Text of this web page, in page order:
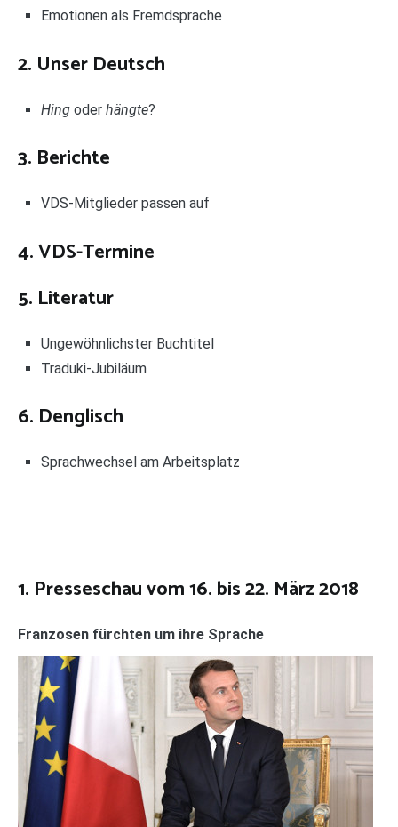
Emotionen als Fremdsprache
2. Unser Deutsch
Hingoder hängte?
3. Berichte
VDS-Mitglieder passen auf
4. VDS-Termine
5. Literatur
Ungewöhnlichster Buchtitel
Traduki-Jubiläum
6. Denglisch
Sprachwechsel am Arbeitsplatz
1. Presseschau vom 16. bis 22. März 2018
Franzosen fürchten um ihre Sprache